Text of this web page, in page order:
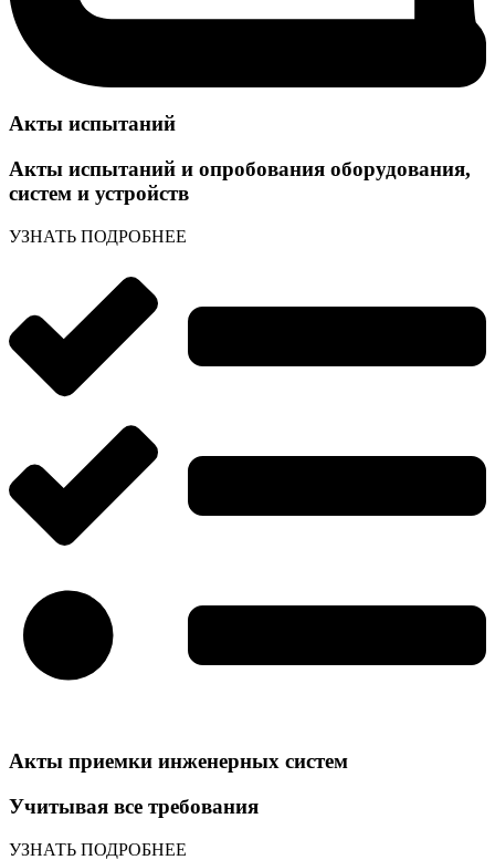
Акты испытаний
Акты испытаний и опробования оборудования,
систем и устройств
УЗНАТЬ ПОДРОБНЕЕ
Акты приемки инженерных систем
Учитывая все требования
УЗНАТЬ ПОДРОБНЕЕ